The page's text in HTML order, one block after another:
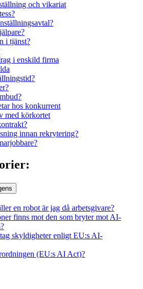
och vikariat
i tjänst?
i enskild firma
hos konkurrent
med körkortet
innan rekrytering?
en robot är jag då arbetsgivare?
finns mot den som bryter mot AI-
skyldigheter enligt EU:s AI-
(EU:s AI Act)?